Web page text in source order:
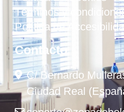
Términos y condiciones
Política de
Contacto
C/ Bernardo
Ciudad Real